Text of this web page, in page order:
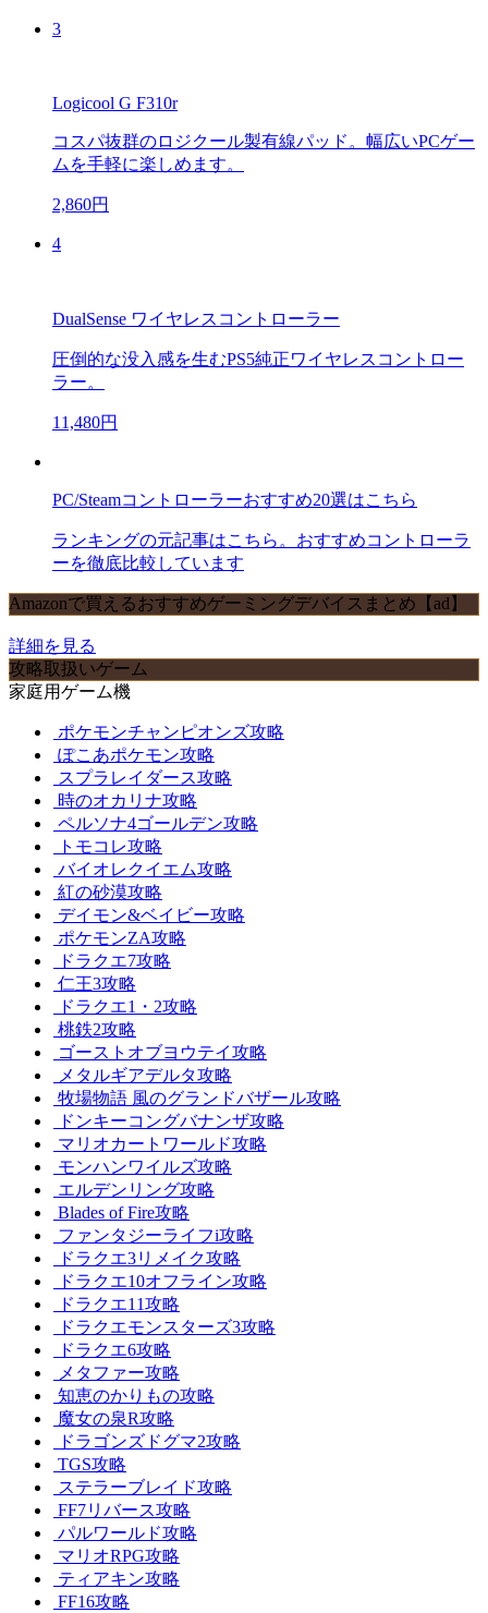
3
Logicool G F310r
コスパ抜群のロジクール製有線パッド。幅広いPCゲー
ムを手軽に楽しめます。
2,860円
4
DualSense ワイヤレスコントローラー
圧倒的な没入感を生むPS5純正ワイヤレスコントロー
ラー。
11,480円
PC/Steamコントローラーおすすめ20選はこちら
ランキングの元記事はこちら。おすすめコントローラ
ーを徹底比較しています
Amazonで買えるおすすめゲーミングデバイスまとめ【ad】
詳細を見る
攻略取扱いゲーム
家庭用ゲーム機
ポケモンチャンピオンズ攻略
ぽこあポケモン攻略
スプラレイダース攻略
時のオカリナ攻略
ペルソナ4ゴールデン攻略
トモコレ攻略
バイオレクイエム攻略
紅の砂漠攻略
デイモン&ベイビー攻略
ポケモンZA攻略
ドラクエ7攻略
仁王3攻略
ドラクエ1・2攻略
桃鉄2攻略
ゴーストオブヨウテイ攻略
メタルギアデルタ攻略
牧場物語 風のグランドバザール攻略
ドンキーコングバナンザ攻略
マリオカートワールド攻略
モンハンワイルズ攻略
エルデンリング攻略
Blades of Fire攻略
ファンタジーライフi攻略
ドラクエ3リメイク攻略
ドラクエ10オフライン攻略
ドラクエ11攻略
ドラクエモンスターズ3攻略
ドラクエ6攻略
メタファー攻略
知恵のかりもの攻略
魔女の泉R攻略
ドラゴンズドグマ2攻略
TGS攻略
ステラーブレイド攻略
FF7リバース攻略
パルワールド攻略
マリオRPG攻略
ティアキン攻略
FF16攻略